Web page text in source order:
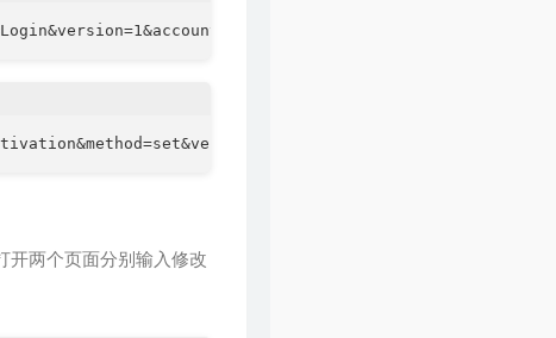
开两个页面分别输入修改